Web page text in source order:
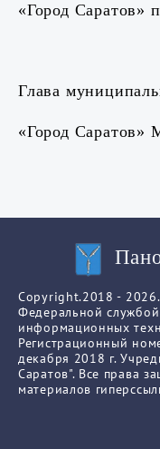
«Город Саратов»
Глава
«Город Саратов»
Copyright.2018 -
Федеральной
информационных
Регистрационный
декабря 2018 г.
Саратов". Все права
материалов